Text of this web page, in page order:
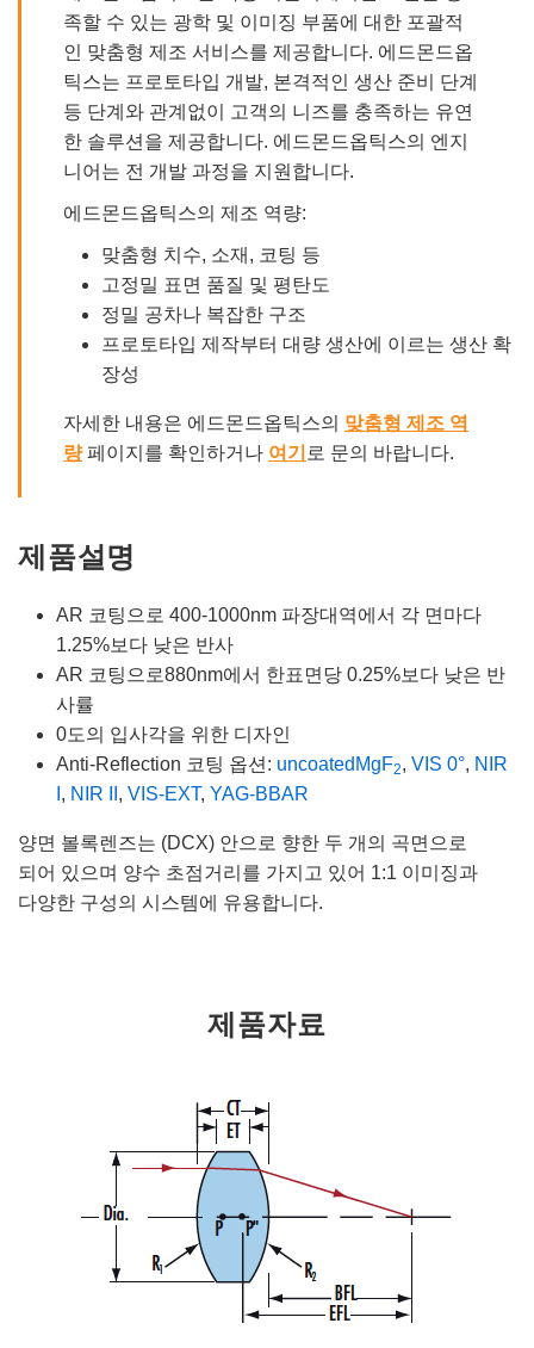
족할 수 있는 광학 및 이미징 부품에 대한 포괄적
인 맞춤형 제조 서비스를 제공합니다. 에드몬드옵
틱스는 프로토타입 개발, 본격적인 생산 준비 단계
등 단계와 관계없이 고객의 니즈를 충족하는 유연
한 솔루션을 제공합니다. 에드몬드옵틱스의 엔지
니어는 전 개발 과정을 지원합니다.
에드몬드옵틱스의 제조 역량:
맞춤형 치수, 소재, 코팅 등
고정밀 표면 품질 및 평탄도
정밀 공차나 복잡한 구조
프로토타입 제작부터 대량 생산에 이르는 생산 확
장성
자세한 내용은 에드몬드옵틱스의 맞춤형 제조 역
량페이지를 확인하거나 여기 로 문의 바랍니다.
제품설명
AR 코팅으로 400-1000nm 파장대역에서 각 면마다
1.25%보다 낮은 반사
AR 코팅으로880nm에서 한표면당 0.25%보다 낮은 반
사률
0도의 입사각을 위한 디자인
Anti-Reflection 코팅 옵션: uncoated MgF2, VIS 0°, NIR
, NIR II , VIS-EXT, YAG-BBAR
양면 볼록렌즈는 (DCX) 안으로 향한 두 개의 곡면으로
되어 있으며 양수 초점거리를 가지고 있어 1:1 이미징과
다양한 구성의 시스템에 유용합니다.
제품자료